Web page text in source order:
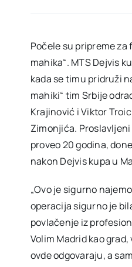
Počele su pripreme
mahika“. MTS Dejvis
kada se timu pridruži
mahiki“ tim Srbije
Krajinović i Viktor
Zimonjića.
proveo 20 godina,
nakon Dejvis kupa u
„Ovo je sigurno
operacija sigurno je
povlačenje iz
Volim Madrid kao
ovde odgovaraju, a